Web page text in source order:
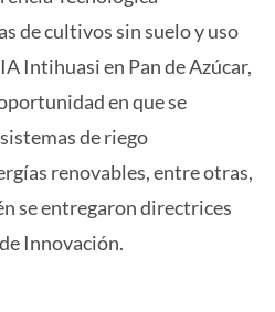
de cultivos sin suelo y uso
Intihuasi en Pan de Azúcar,
en que se
de riego
renovables, entre otras,
se entregaron directrices
Innovación.